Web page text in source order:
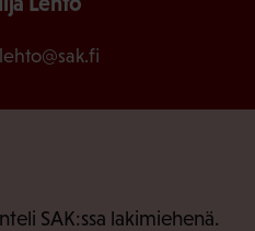
SAK:ssa lakimiehenä.